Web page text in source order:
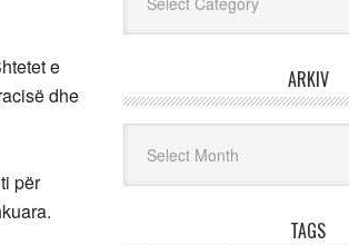
e
dhe
për
ARKIV
TAGS